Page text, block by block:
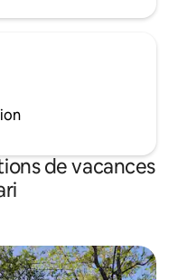
de vacances